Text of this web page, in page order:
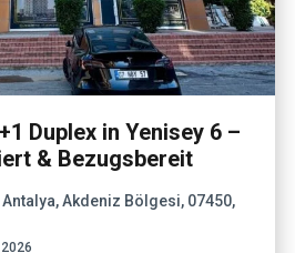
Duplex in Yenisey 6 –
& Bezugsbereit
Akdeniz Bölgesi, 07450,